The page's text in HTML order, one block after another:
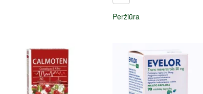
Peržiūra